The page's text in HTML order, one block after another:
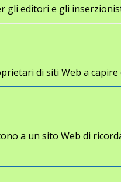
gli editori e gli
di siti Web a
a un sito Web di